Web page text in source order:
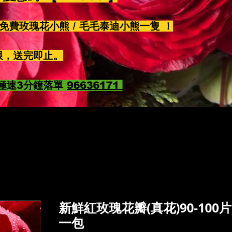
玫瑰花小熊 / 毛毛泰迪小熊一隻 ！
送完即止。
速3分鐘落單 96636171
新鮮紅玫瑰花瓣(真花)90-100片
一包